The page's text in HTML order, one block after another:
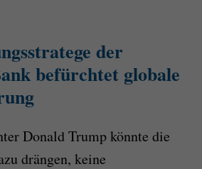
der
befürchtet globale
Donald Trump könnte die
drängen, keine